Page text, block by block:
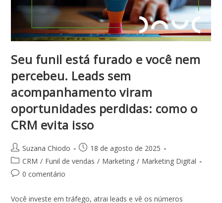
Seu funil está furado e você nem
percebeu. Leads sem
acompanhamento viram
oportunidades perdidas: como o
CRM evita isso
Suzana Chiodo
18 de agosto de 2025
CRM / Funil de vendas / Marketing / Marketing Digital
0 comentário
Você investe em tráfego, atrai leads e vê os números